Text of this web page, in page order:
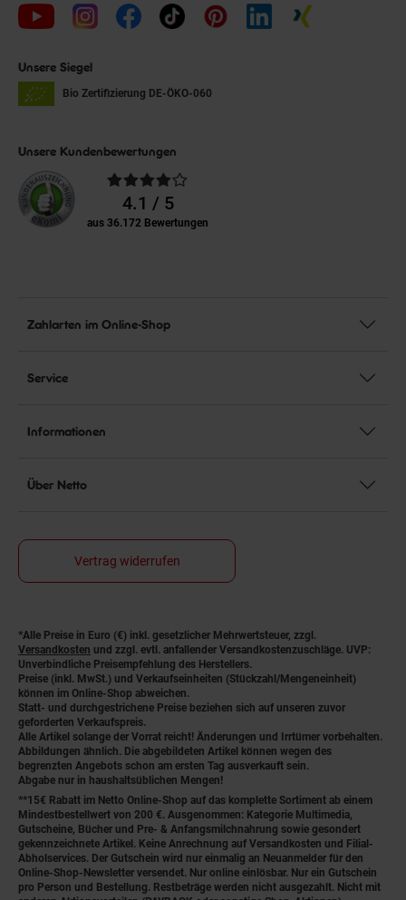
Unsere Siegel
Bio Zertifizierung DE-ÖKO-060
Unsere Kundenbewertungen
Durchschnittliche
Bewertungen4.1 / 5
aus 36.172 Bewertungen
Zahlarten im Online-Shop
Service
Informationen
Über Netto
Vertrag widerrufen
Fußnoten
*Alle Preise in Euro (€) inkl. gesetzlicher Mehrwertsteuer, zzgl.
Versandkosten und zzgl. evtl. anfallender Versandkostenzuschläge. UVP:
Unverbindliche Preisempfehlung des Herstellers.
Preise (inkl. MwSt.) und Verkaufseinheiten (Stückzahl/Mengeneinheit)
können im Online-Shop abweichen.
Statt- und durchgestrichene Preise beziehen sich auf unseren zuvor
geforderten Verkaufspreis.
Alle Artikel solange der Vorrat reicht! Änderungen und Irrtümer vorbehalten.
Abbildungen ähnlich. Die abgebildeten Artikel können wegen des
begrenzten Angebots schon am ersten Tag ausverkauft sein.
Abgabe nur in haushaltsüblichen Mengen!
**15€ Rabatt im Netto Online-Shop auf das komplette Sortiment ab einem
Mindestbestellwert von 200 €. Ausgenommen: Kategorie Multimedia,
Gutscheine, Bücher und Pre- & Anfangsmilchnahrung sowie gesondert
gekennzeichnete Artikel. Keine Anrechnung auf Versandkosten und Filial-
Abholservices. Der Gutschein wird nur einmalig an Neuanmelder für den
Online-Shop-Newsletter versendet. Nur online einlösbar. Nur ein Gutschein
pro Person und Bestellung. Restbeträge werden nicht ausgezahlt. Nicht mit